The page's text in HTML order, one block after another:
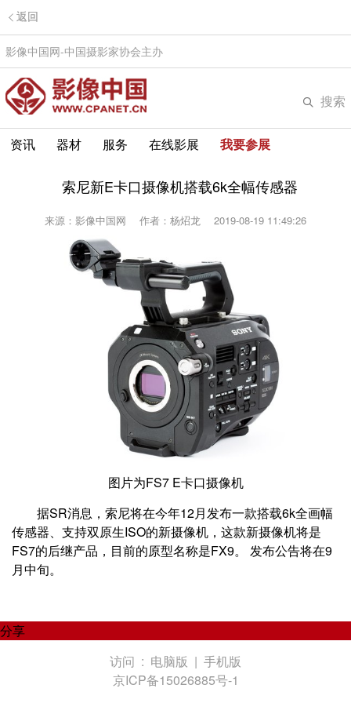
返回
影像中国网-中国摄影家协会主办
搜索
资讯 器材 服务 在线影展 我要参展
索尼新E卡口摄像机搭载6k全幅传感器
来源：影像中国网 作者：杨炤龙 2019-08-19 11:49:26
图片为FS7 E卡口摄像机
据SR消息，索尼将在今年12月发布一款搭载6k全画幅
传感器、支持双原生ISO的新摄像机，这款新摄像机将是
FS7的后继产品，目前的原型名称是FX9。 发布公告将在9
月中旬。
分享
访问 : 电脑版 | 手机版
京ICP备15026885号-1